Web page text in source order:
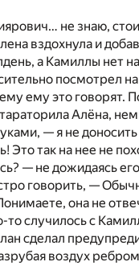
не знаю,
вздохнула и
а Камиллы нет
посмотрел
ему это говорят.
Алёна,
— я не
Это так на нее не
— не дожидаясь
говорить, —
она не
то случилось с
сделал
воздух